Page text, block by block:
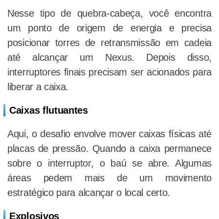
Nesse tipo de quebra-cabeça, você encontra
um ponto de origem de energia e precisa
posicionar torres de retransmissão em cadeia
até alcançar um Nexus. Depois disso,
interruptores finais precisam ser acionados para
liberar a caixa.
Caixas flutuantes
Aqui, o desafio envolve mover caixas físicas até
placas de pressão. Quando a caixa permanece
sobre o interruptor, o baú se abre. Algumas
áreas pedem mais de um movimento
estratégico para alcançar o local certo.
Explosivos